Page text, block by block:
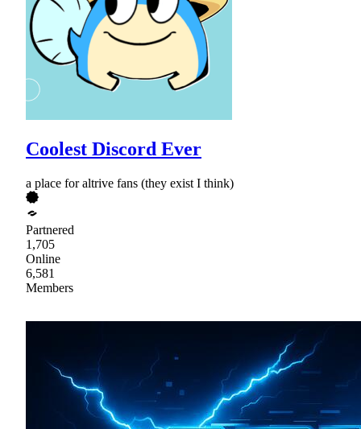
Coolest Discord Ever
a place for altrive fans (they exist I think)
Partnered
1,705
Online
6,581
Members